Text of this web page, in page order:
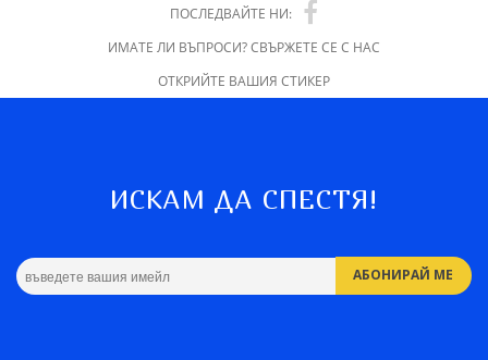
ПОСЛЕДВАЙТЕ НИ:
ИМАТЕ ЛИ ВЪПРОСИ? СВЪРЖЕТЕ СЕ С НАС
ОТКРИЙТЕ ВАШИЯ СТИКЕР
ИСКАМ ДА СПЕСТЯ!